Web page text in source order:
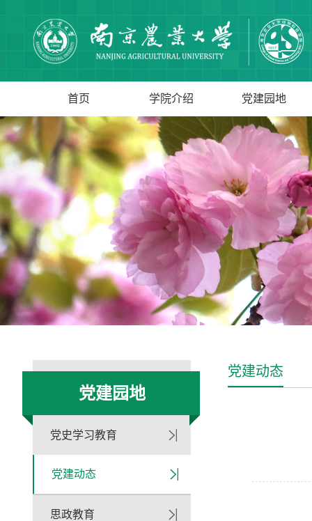
首页 学院介绍 党建园地
党建园地
党史学习教育
党建动态
思政教育
党建动态